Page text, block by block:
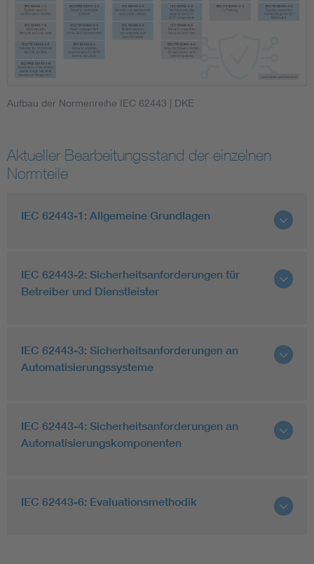
Aufbau der Normenreihe IEC 62443 | DKE
Aktueller Bearbeitungsstand der einzelnen
Normteile
IEC 62443-1: Allgemeine Grundlagen
IEC 62443-2: Sicherheitsanforderungen für
Betreiber und Dienstleister
IEC 62443-3: Sicherheitsanforderungen an
Automatisierungssysteme
IEC 62443-4: Sicherheitsanforderungen an
Automatisierungskomponenten
IEC 62443-6: Evaluationsmethodik